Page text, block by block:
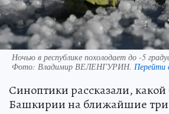
Ночью в республике похолодает до -5
Фото: Владимир ВЕЛЕНГУРИН.
Синоптики рассказали, какой
Башкирии на ближайшие